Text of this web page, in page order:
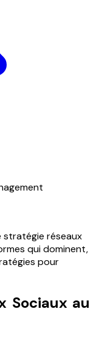
réseaux
qui dominent,
pour
Sociaux au